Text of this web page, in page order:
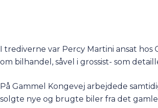
I trediverne var Percy Martini ansat hos
om bilhandel, såvel i grossist- som
På Gammel Kongevej arbejdede
solgte nye og brugte biler fra det